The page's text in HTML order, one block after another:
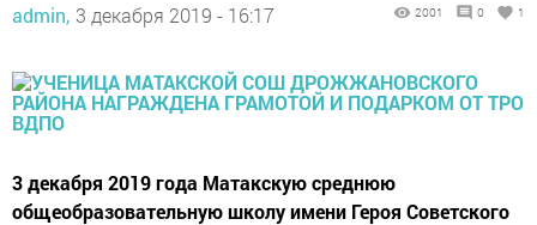
admin, 3 декабря 2019 - 16:17 2001 0 1
3 декабря 2019 года Матакскую среднюю
общеобразовательную школу имени Героя Советского